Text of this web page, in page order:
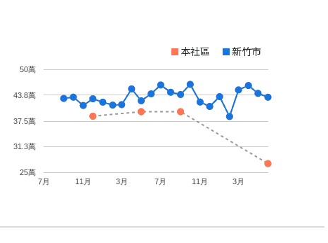
本社區 新竹市
7月 11月 3月 7月 11月 3月
25萬
31.3萬
37.5萬
43.8萬
50萬